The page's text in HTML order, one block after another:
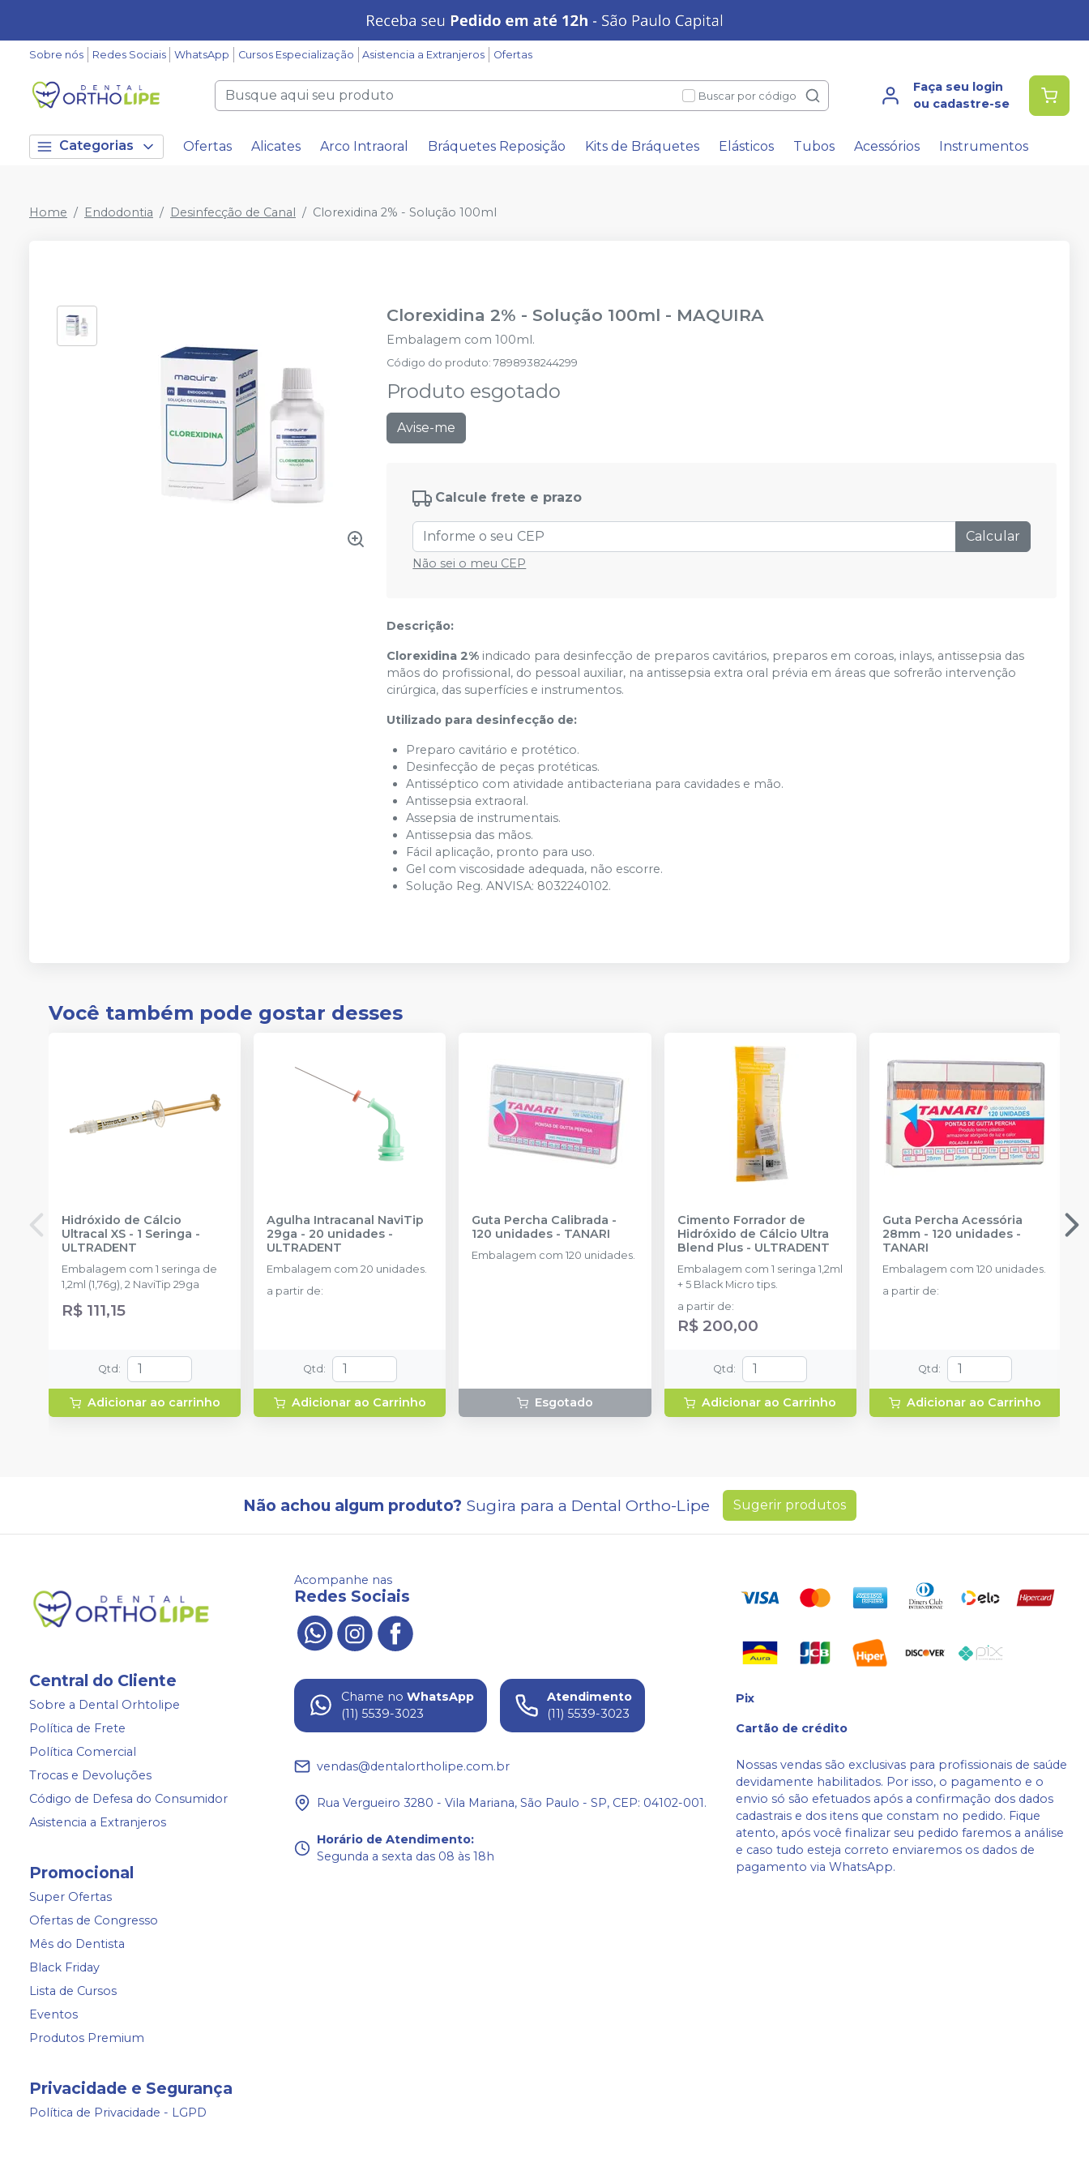
Sobre nós Redes Sociais WhatsApp Cursos Especialização Asistencia a Extranjeros Ofertas
Buscar por código
Faça seu login
ou cadastre-se
Categorias Ofertas Alicates Arco Intraoral Bráquetes Reposição Kits de Bráquetes Elásticos Tubos Acessórios Instrumentos
Home Endodontia Desinfecção de Canal Clorexidina 2% - Solução 100ml
Clorexidina 2% - Solução 100ml - MAQUIRA
Embalagem com 100ml.
Código do produto:7898938244299
Produto esgotado
Avise-me
Calcule frete e prazo
Calcular
Não sei o meu CEP
Descrição:
Clorexidina 2% indicado para desinfecção de preparos cavitários, preparos em coroas, inlays, antissepsia das
mãos do profissional, do pessoal auxiliar, na antissepsia extra oral prévia em áreas que sofrerão intervenção
cirúrgica, das superfícies e instrumentos.
Utilizado para desinfecção de:
Preparo cavitário e protético.
Desinfecção de peças protéticas.
Antisséptico com atividade antibacteriana para cavidades e mão.
Antissepsia extraoral.
Assepsia de instrumentais.
Antissepsia das mãos.
Fácil aplicação, pronto para uso.
Gel com viscosidade adequada, não escorre.
Solução Reg. ANVISA: 8032240102.
Você também pode gostar desses
Hidróxido de Cálcio
Ultracal XS - 1 Seringa -
ULTRADENT
Embalagem com 1 seringa de
1,2ml (1,76g), 2 NaviTip 29ga
R$ 111,15
Qtd :
Adicionar ao carrinho
Agulha Intracanal NaviTip
29ga - 20 unidades -
ULTRADENT
Embalagem com 20 unidades.
a partir de:
Qtd :
Adicionar ao Carrinho
Guta Percha Calibrada -
120 unidades - TANARI
Embalagem com 120 unidades.
Esgotado
Cimento Forrador de
Hidróxido de Cálcio Ultra
Blend Plus- ULTRADENT
Embalagem com 1 seringa 1,2ml
+ 5 Black Micro tips.
a partir de:
R$ 200,00
Qtd :
Adicionar ao Carrinho
Guta Percha Acessória
28mm - 120 unidades-
TANARI
Embalagem com 120 unidades.
a partir de:
Qtd :
Adicionar ao Carrinho
Não achou algum produto? Sugira para a Dental Ortho-Lipe Sugerir produtos
Central do Cliente
Sobre a Dental Orhtolipe
Política de Frete
Política Comercial
Trocas e Devoluções
Código de Defesa do Consumidor
Asistencia a Extranjeros
Promocional
Super Ofertas
Ofertas de Congresso
Mês do Dentista
Black Friday
Lista de Cursos
Eventos
Produtos Premium
Privacidade e Segurança
Política de Privacidade - LGPD
Acompanhe nas
Redes Sociais
Chame no WhatsApp
(11) 5539-3023
Atendimento
(11) 5539-3023
vendas@dentalortholipe.com.br
Rua Vergueiro 3280 - Vila Mariana, São Paulo - SP, CEP: 04102-001.
Horário de Atendimento:
Segunda a sexta das 08 às 18h
Pix
Cartão de crédito
Nossas vendas são exclusivas para profissionais de saúde
devidamente habilitados. Por isso, o pagamento e o
envio só são efetuados após a confirmação dos dados
cadastrais e dos itens que constam no pedido. Fique
atento, após você finalizar seu pedido faremos a análise
e caso tudo esteja correto enviaremos os dados de
pagamento via WhatsApp.